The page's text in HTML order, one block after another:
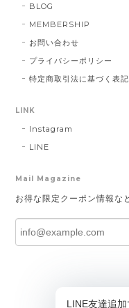
BLOG
MEMBERSHIP
お問い合わせ
プライバシーポリシー
特定商取引法に基づく表記
LINK
Instagram
LINE
Mail Magazine
お得な限定クーポン情報な